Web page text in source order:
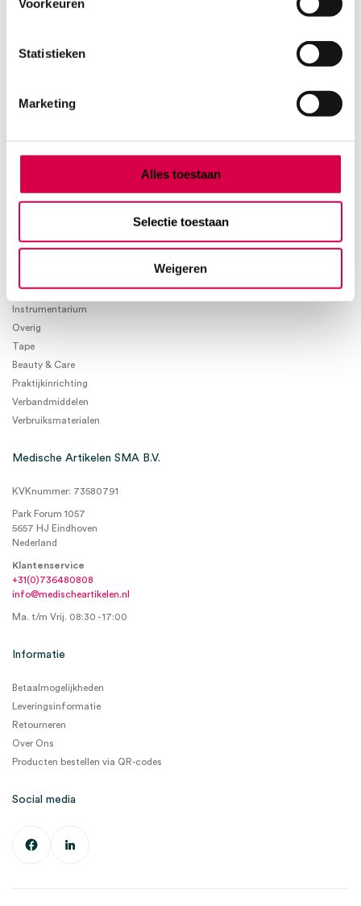
Voorkeuren
Statistieken
Marketing
Alles toestaan
Selectie toestaan
Weigeren
BSN
4.37
Product categorieën
Inactief/test/overig
Instrumentarium
Overig
Tape
Beauty & Care
Praktijkinrichting
Verbandmiddelen
Verbruiksmaterialen
Medische Artikelen SMA B.V.
KVKnummer: 73580791
Park Forum 1057
5657 HJ Eindhoven
Nederland
Klantenservice
+31(0)736480808
info@medischeartikelen.nl
Ma. t/m Vrij. 08:30 - 17:00
Informatie
Betaalmogelijkheden
Leveringsinformatie
Retourneren
Over Ons
Producten bestellen via QR-codes
Social media